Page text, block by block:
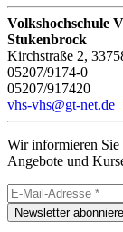
Volkshochschule
Stukenbrock
Kirchstraße 2,
05207/9174-0
05207/917420
vhs-vhs@gt-net.de
Wir informieren Sie
Angebote und
Newsletter